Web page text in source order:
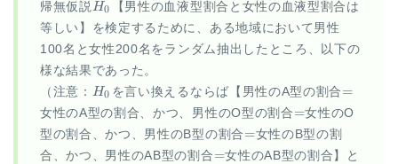
帰無仮説 H_0
H0
【男性の血液型割合と女性の血液型割合は
等しい】を検定するために、ある地域において男性
100名と女性200名をランダム抽出したところ、以下の
様な結果であった。
（注意： H_0
H0 を言い換えるならば【男性のA型の割合 =
=
女性のA型の割合、かつ、男性のO型の割合 =
=女性のO
型の割合、かつ、男性のB型の割合 =
=女性のB型の割
合、かつ、男性のAB型の割合 =
=女性のAB型の割合】と